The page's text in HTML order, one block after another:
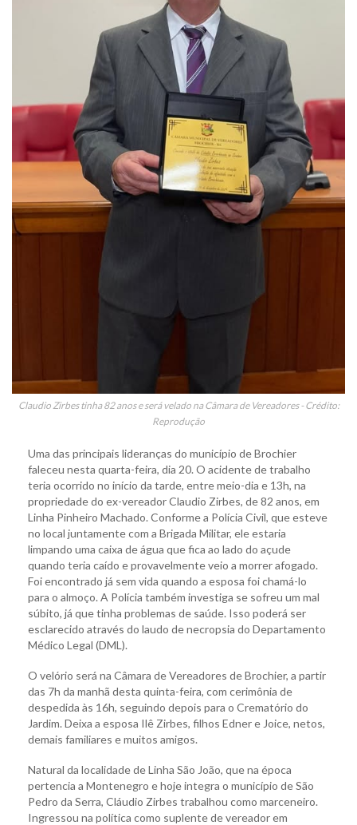
Claudio Zirbes tinha 82 anos e será velado na Câmara de Vereadores - Crédito:
Reprodução
Uma das principais lideranças do município de Brochier
faleceu nesta quarta-feira, dia 20. O acidente de trabalho
teria ocorrido no início da tarde, entre meio-dia e 13h, na
propriedade do ex-vereador Claudio Zirbes, de 82 anos, em
Linha Pinheiro Machado. Conforme a Polícia Civil, que esteve
no local juntamente com a Brigada Militar, ele estaria
limpando uma caixa de água que fica ao lado do açude
quando teria caído e provavelmente veio a morrer afogado.
Foi encontrado já sem vida quando a esposa foi chamá-lo
para o almoço. A Polícia também investiga se sofreu um mal
súbito, já que tinha problemas de saúde. Isso poderá ser
esclarecido através do laudo de necropsia do Departamento
Médico Legal (DML).
O velório será na Câmara de Vereadores de Brochier, a partir
das 7h da manhã desta quinta-feira, com cerimônia de
despedida às 16h, seguindo depois para o Crematório do
Jardim. Deixa a esposa Ilê Zirbes, filhos Edner e Joice, netos,
demais familiares e muitos amigos.
Natural da localidade de Linha São João, que na época
pertencia a Montenegro e hoje integra o município de São
Pedro da Serra, Cláudio Zirbes trabalhou como marceneiro.
Ingressou na política como suplente de vereador em